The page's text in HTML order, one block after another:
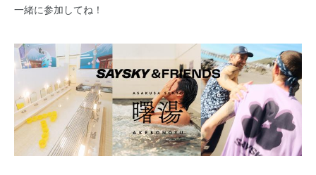
一緒に参加してね！